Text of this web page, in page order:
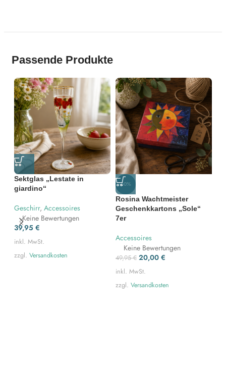
Passende Produkte
Sektglas „Lestate in
giardino“
Geschirr, Accessoires
Keine Bewertungen
39,95 €
inkl. MwSt.
zzgl. Versandkosten
-60%
Rosina Wachtmeister
Geschenkkartons „Sole“
7er
Accessoires
Keine Bewertungen
49,95€ 20,00 €
inkl. MwSt.
zzgl. Versandkosten